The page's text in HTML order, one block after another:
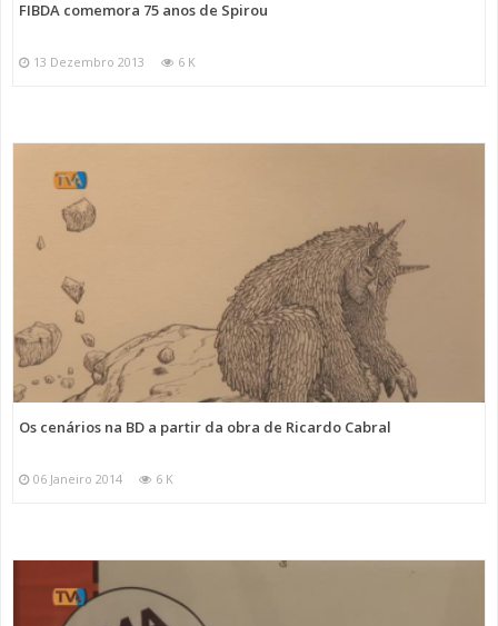
FIBDA comemora 75 anos de Spirou
13 Dezembro 2013 6 K
Os cenários na BD a partir da obra de Ricardo Cabral
06 Janeiro 2014 6 K